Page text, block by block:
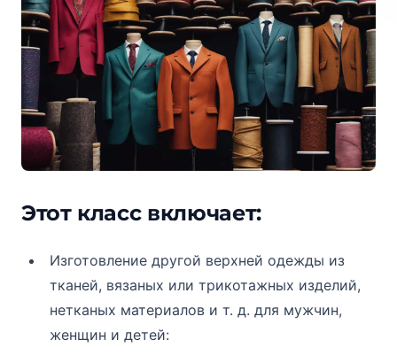
Этот класс включает:
Изготовление другой верхней одежды из
тканей, вязаных или трикотажных изделий,
нетканых материалов и т. д. для мужчин,
женщин и детей: